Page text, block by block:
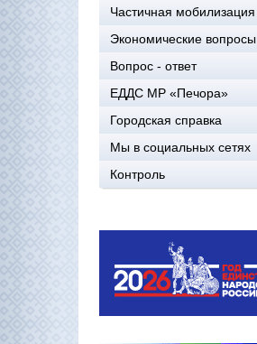
Частичная мобилизация
Экономические вопросы
Вопрос - ответ
ЕДДС МР «Печора»
Городская справка
Мы в социальных сетях
Контроль